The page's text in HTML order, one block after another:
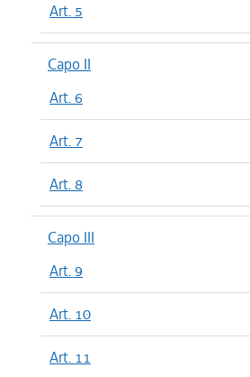
Art. 5
Capo II
Art. 6
Art. 7
Art. 8
Capo III
Art. 9
Art. 10
Art. 11